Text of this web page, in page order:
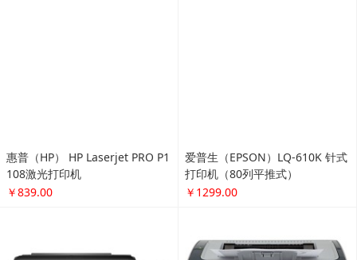
爱普生（EPSON）LQ-610K 针式
打印机（80列平推式）
￥1299.00